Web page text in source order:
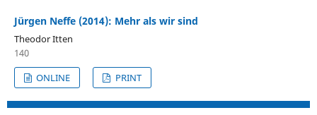
Jürgen Neffe (2014): Mehr als wir sind
Theodor Itten
140
ONLINE
PRINT